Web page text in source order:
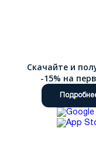
Скачайте и
-15% на